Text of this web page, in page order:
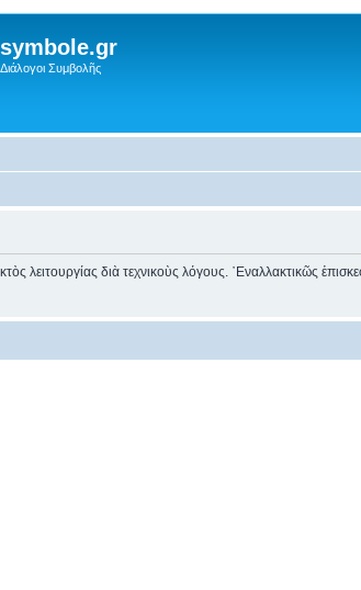
symbole.gr
Διάλογοι Συμβολῆς
λειτουργίας διὰ τεχνικοὺς λόγους.